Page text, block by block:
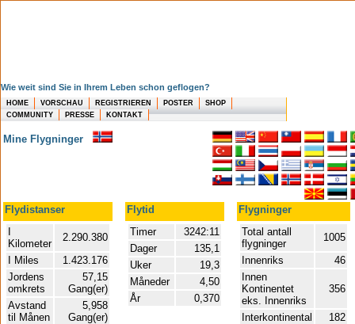
Wie weit sind Sie in Ihrem Leben schon geflogen?
HOME VORSCHAU REGISTRIEREN POSTER
SHOP
COMMUNITY
PRESSE KONTAKT
Mine Flygninger
Flydistanser Flytid
Flygninger
Kilometer
2.290.380
I Miles
1.423.176
Jordens
omkrets
57,15
Gang(er)
Avstand
til Månen
5,958
Gang(er)
Timer
3242:11
Dager
135,1
Uker
19,3
Måneder
4,50
År
0,370
Total antall
flygninger
1005
Innenriks
46
Innen
Kontinentet
eks. Innenriks
356
Interkontinental
182